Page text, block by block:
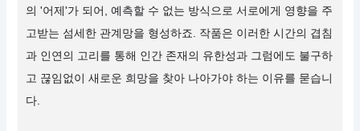
의 '어제'가 되어, 예측할 수 없는 방식으로 서로에게 영향을 주
고받는 섬세한 관계망을 형성하죠. 작품은 이러한 시간의 겹침
과 인연의 고리를 통해 인간 존재의 유한성과 그럼에도 불구하
고 끊임없이 새로운 희망을 찾아 나아가야 하는 이유를 묻습니
다.